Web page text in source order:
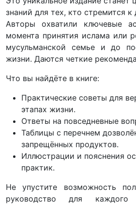
знаний для тех, кто стремится к
Авторы охватили ключевые
момента принятия ислама или
мусульманской семье и до
жизни. Даются четкие
Что вы найдёте в книге:
Практические советы для
этапах жизни.
Ответы на повседневные
Таблицы с перечнем
запрещённых продуктов.
Иллюстрации и пояснения
практик.
Не упустите возможность
руководство для каждого